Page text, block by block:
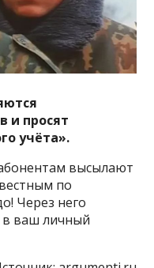
и просят
учёта».
высылают
по
Через него
ваш личный